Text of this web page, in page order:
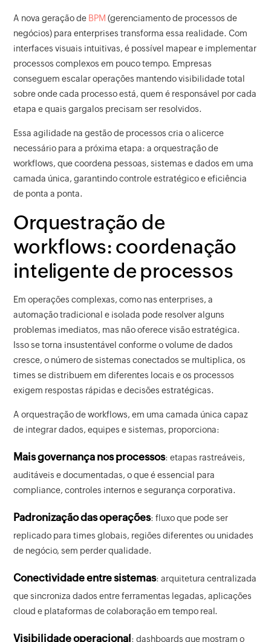
A nova geração de BPM(gerenciamento de processos de
negócios) para enterprises transforma essa realidade. Com
interfaces visuais intuitivas, é possível mapear e implementar
processos complexos em pouco tempo. Empresas
conseguem escalar operações mantendo visibilidade total
sobre onde cada processo está, quem é responsável por cada
etapa e quais gargalos precisam ser resolvidos.
Essa agilidade na gestão de processos cria o alicerce
necessário para a próxima etapa: a orquestração de
workflows, que coordena pessoas, sistemas e dados em uma
camada única, garantindo controle estratégico e eficiência
de ponta a ponta.
Orquestração de
workflows: coordenação
inteligente de processos
Em operações complexas, como nas enterprises, a
automação tradicional e isolada pode resolver alguns
problemas imediatos, mas não oferece visão estratégica.
Isso se torna insustentável conforme o volume de dados
cresce, o número de sistemas conectados se multiplica, os
times se distribuem em diferentes locais e os processos
exigem respostas rápidas e decisões estratégicas.
A orquestração de workflows, em uma camada única capaz
de integrar dados, equipes e sistemas, proporciona:
Mais governança nos processos: etapas rastreáveis,
auditáveis e documentadas, o que é essencial para
compliance, controles internos e segurança corporativa.
Padronização das operações: fluxo que pode ser
replicado para times globais, regiões diferentes ou unidades
de negócio, sem perder qualidade.
Conectividade entre sistemas: arquitetura centralizada
que sincroniza dados entre ferramentas legadas, aplicações
cloud e plataformas de colaboração em tempo real.
Visibilidade operacional: dashboards que mostram o